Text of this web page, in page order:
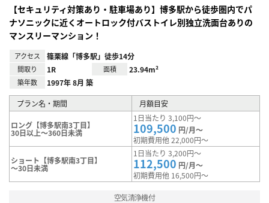
【セキュリティ対策あり・駐車場あり】博多駅から徒歩圏内でパ
ナソニックに近くオートロック付バストイレ別独立洗面台ありの
マンスリーマンション！
アクセス 篠栗線「博多駅」徒歩14分
間取り 1R 面積 23.94m²
築年数 1997年 8月 築
プラン名・期間 月額目安
ロング【博多駅南3丁目】
30日以上～360日未満
1日当たり 3,100円～
109,500 円/月～
初期費用他 22,000円～
ショート【博多駅南3丁目】
～30日未満
1日当たり 3,200円～
112,500 円/月～
初期費用他 16,500円～
空気清浄機付